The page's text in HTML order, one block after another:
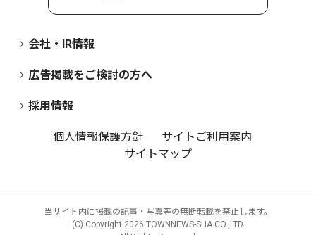
会社・IR情報
広告掲載をご検討の方へ
採用情報
個人情報保護方針
サイトご利用案内
サイトマップ
当サイト内に掲載の記事・写真等の無断転載を禁止します。
(C) Copyright 2026 TOWNNEWS-SHA CO.,LTD.